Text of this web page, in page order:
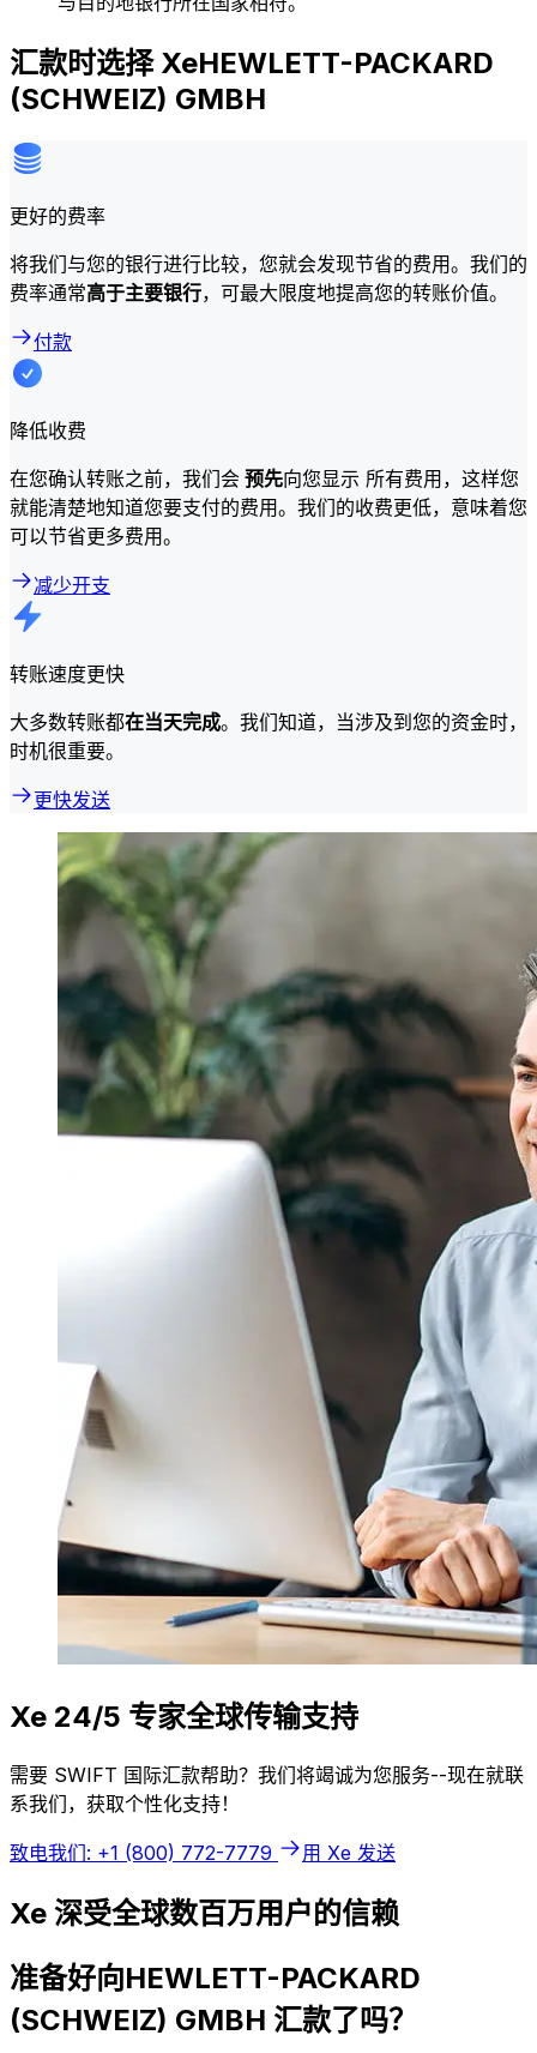
汇款时选择 XeHEWLETT-PACKARD
(SCHWEIZ) GMBH
更好的费率
将我们与您的银行进行比较，您就会发现节省的费用。我们的
费率通常高于主要银行，可最大限度地提高您的转账价值。
付款
降低收费
在您确认转账之前，我们会 预先向您显示 所有费用，这样您
就能清楚地知道您要支付的费用。我们的收费更低，意味着您
可以节省更多费用。
减少开支
转账速度更快
大多数转账都在当天完成。我们知道，当涉及到您的资金时，
时机很重要。
更快发送
Xe 24/5 专家全球传输支持
需要 SWIFT 国际汇款帮助？我们将竭诚为您服务--现在就联
系我们，获取个性化支持！
致电我们: +1 (800) 772-7779 用 Xe 发送
Xe 深受全球数百万用户的信赖
准备好向HEWLETT-PACKARD
(SCHWEIZ) GMBH 汇款了吗？